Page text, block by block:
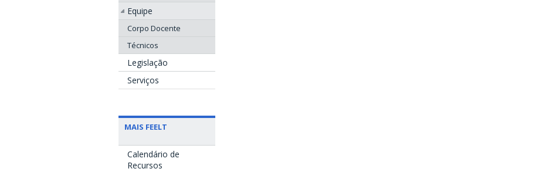
Equipe
Corpo Docente
Técnicos
Legislação
Serviços
MAIS FEELT
Calendário de
Recursos